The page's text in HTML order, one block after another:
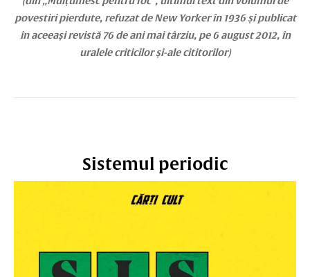
povestiri pierdute, refuzat de New Yorker în 1936 și publicat
în aceeași revistă 76 de ani mai târziu, pe 6 august 2012, în
uralele criticilor și-ale cititorilor)
Sistemul periodic